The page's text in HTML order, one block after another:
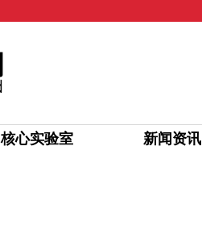
核心实验室 新闻资讯